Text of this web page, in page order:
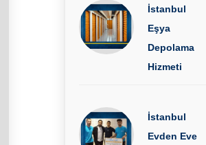
İstanbul
Eşya
Depolama
Hizmeti
İstanbul
Evden Eve